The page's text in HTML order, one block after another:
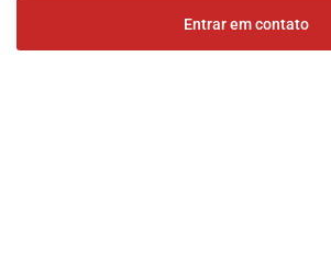
Entrar em contato